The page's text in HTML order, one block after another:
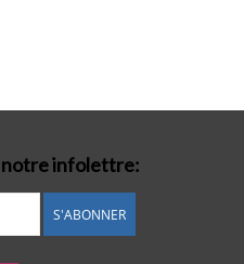
notre infolettre:
S'ABONNER